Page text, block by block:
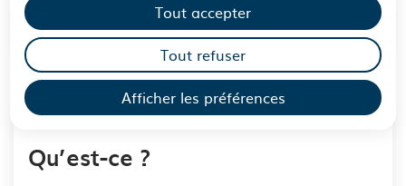
Afficher les préférences
Tout accepter
Tout refuser
Sommaire
Qu’est-ce ?